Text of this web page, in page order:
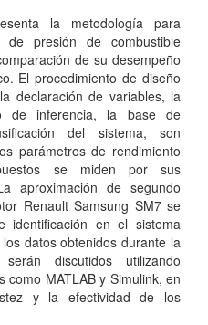
la metodología para
de presión de combustible
de su desempeño
El procedimiento de diseño
declaración de variables, la
de inferencia, la base de
del sistema, son
parámetros de rendimiento
se miden por sus
aproximación de segundo
Renault Samsung SM7 se
identificación en el sistema
datos obtenidos durante la
discutidos utilizando
como MATLAB y Simulink, en
y la efectividad de los